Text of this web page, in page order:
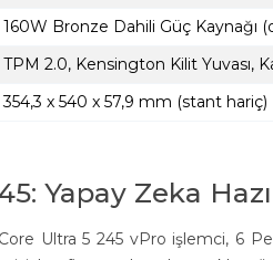
160W Bronze Dahili Güç Kaynağı
TPM 2.0, Kensington Kilit Yuvası,
354,3 x 540 x 57,9 mm (stant hariç)
Yapay Zeka
Ultra 5 245 vPro işlemci, 6